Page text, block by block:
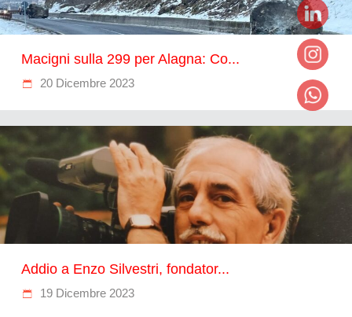
Macigni sulla 299 per Alagna: Co...
20 Dicembre 2023
Addio a Enzo Silvestri, fondator...
19 Dicembre 2023